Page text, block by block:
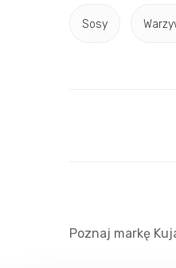
Sosy
Poznaj markę